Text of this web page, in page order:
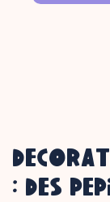
: DES